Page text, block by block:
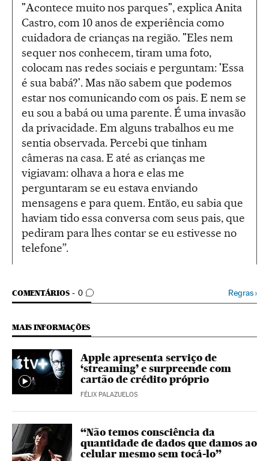
"Acontece muito nos parques", explica Anita
Castro, com 10 anos de experiência como
cuidadora de crianças na região. "Eles nem
sequer nos conhecem, tiram uma foto,
colocam nas redes sociais e perguntam: 'Essa
é sua babá?'. Mas não sabem que podemos
estar nos comunicando com os pais. E nem se
eu sou a babá ou uma parente. É uma invasão
da privacidade. Em alguns trabalhos eu me
sentia observada. Percebi que tinham
câmeras na casa. E até as crianças me
vigiavam: olhava a hora e elas me
perguntaram se eu estava enviando
mensagens e para quem. Então, eu sabia que
haviam tido essa conversa com seus pais, que
pediram para lhes contar se eu estivesse no
telefone”.
COMENTÁRIOS 0
COMENTÁRIOS Regras›
MAIS INFORMAÇÕES
Apple apresenta serviço de
‘streaming’ e surpreende com
cartão de crédito próprio
FÉLIX PALAZUELOS
“Não temos consciência da
quantidade de dados que damos ao
celular mesmo sem tocá-lo”